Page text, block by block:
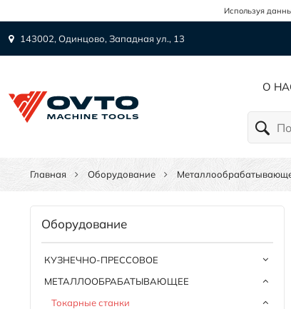
Используя
143002, Одинцово, Западная ул., 13
О
Главная Оборудование
Оборудование
КУЗНЕЧНО-ПРЕССОВОЕ
МЕТАЛЛООБРАБАТЫВАЮЩЕЕ
Токарные станки